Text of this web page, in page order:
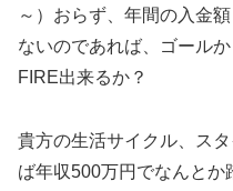
～）おらず、年間の入金
ないのであれば、ゴール
FIRE出来るか？
貴方の生活サイクル、ス
ば年収500万円でなんとか